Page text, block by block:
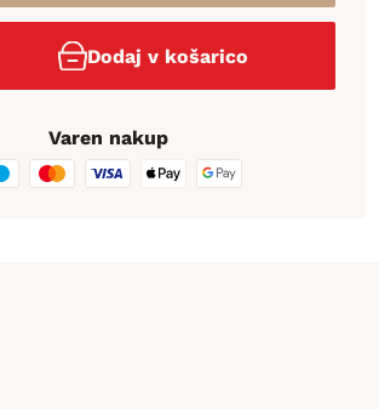
Dodaj v košarico
Varen nakup